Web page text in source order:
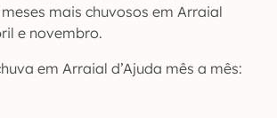
mais chuvosos em Arraial
e novembro.
em Arraial d’Ajuda mês a mês: